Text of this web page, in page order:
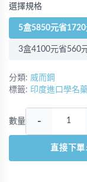
選擇規格
5盒5850元省1720
3盒4100元省560
分類: 威而鋼
標籤: 印度進口學名
數量 -
直接下單